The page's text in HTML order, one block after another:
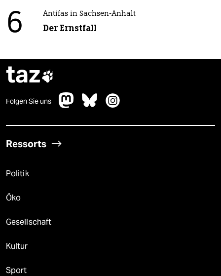
6 Antifas in Sachsen-Anhalt
Der Ernstfall
taz
Folgen Sie uns
Ressorts
Politik
Öko
Gesellschaft
Kultur
Sport